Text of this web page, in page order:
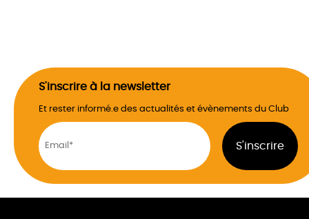
S'inscrire à la newsletter
Et rester informé.e des actualités et évènements du Club